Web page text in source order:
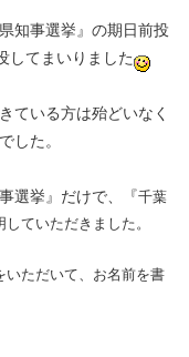
知事選挙』の期日前投
してまいりました
ている方は殆どいなく
した。
選挙』だけで、『千葉
ていただきました。
いただいて、お名前を書